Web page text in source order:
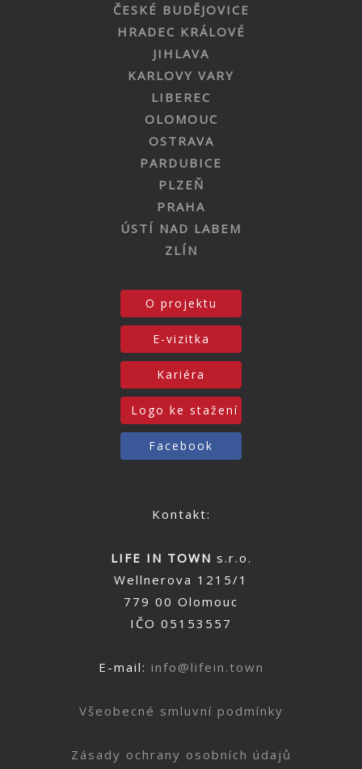
ČESKÉ BUDĚJOVICE
HRADEC KRÁLOVÉ
JIHLAVA
KARLOVY VARY
LIBEREC
OLOMOUC
OSTRAVA
PARDUBICE
PLZEŇ
PRAHA
ÚSTÍ NAD LABEM
ZLÍN
O projektu
E-vizitka
Kariéra
Logo ke stažení
Facebook
Kontakt:
LIFE IN TOWN s.r.o.
Wellnerova 1215/1
779 00 Olomouc
IČO 05153557
E-mail: info@lifein.town
Všeobecné smluvní podmínky
Zásady ochrany osobních údajů